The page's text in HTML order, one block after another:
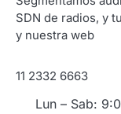
SDN de radios, y
y nuestra web
11 2332 6663
Lun – Sab: